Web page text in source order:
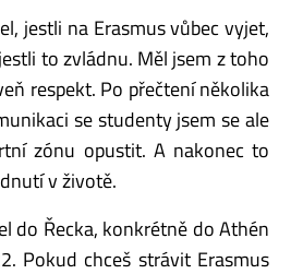
jestli na Erasmus vůbec vyjet,
to zvládnu. Měl jsem z toho
respekt. Po přečtení několika
se studenty jsem se ale
zónu opustit. A nakonec to
v životě.
do Řecka, konkrétně do Athén
Pokud chceš strávit Erasmus